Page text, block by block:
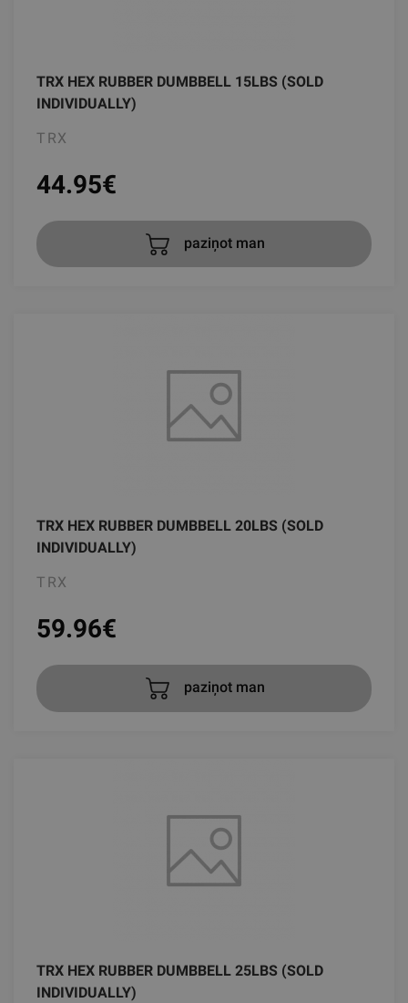
TRX HEX RUBBER DUMBBELL 15LBS (SOLD
INDIVIDUALLY)
TRX
44.95€
paziņot man
TRX HEX RUBBER DUMBBELL 20LBS (SOLD
INDIVIDUALLY)
TRX
59.96€
paziņot man
TRX HEX RUBBER DUMBBELL 25LBS (SOLD
INDIVIDUALLY)